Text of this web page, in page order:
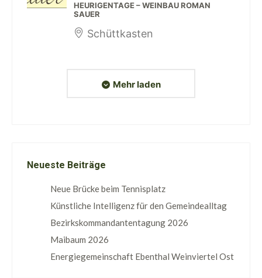
HEURIGENTAGE – WEINBAU ROMAN
SAUER
Schüttkasten
Mehr laden
Neueste Beiträge
Neue Brücke beim Tennisplatz
Künstliche Intelligenz für den Gemeindealltag
Bezirkskommandantentagung 2026
Maibaum 2026
Energiegemeinschaft Ebenthal Weinviertel Ost